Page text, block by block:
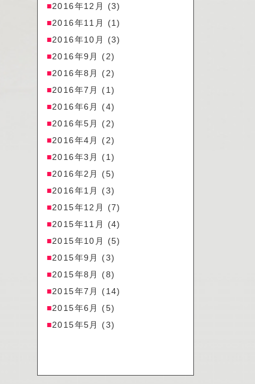
2016年12月
(3)
2016年11月
(1)
2016年10月
(3)
2016年9月
(2)
2016年8月
(2)
2016年7月
(1)
2016年6月
(4)
2016年5月
(2)
2016年4月
(2)
2016年3月
(1)
2016年2月
(5)
2016年1月
(3)
2015年12月
(7)
2015年11月
(4)
2015年10月
(5)
2015年9月
(3)
2015年8月
(8)
2015年7月
(14)
2015年6月
(5)
2015年5月
(3)